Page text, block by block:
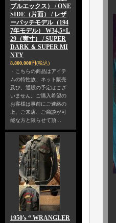
ブルエックス） / ONE
SIDE（片面） / レザ
ーパッチモデル（194
7年モデル） W34,5×L
29（実寸） / SUPER
DARK ＆ SUPER MI
NTY
8,800,000円(税込)
・こちらの商品はアイテ
ムの特性故、ネット販売
及び、通販の予定はござ
いません。ご購入希望の
お客様は事前にご連絡の
上、ご来店、ご商談が可
能な方と限らせて頂…
1950's “ WRANGLER